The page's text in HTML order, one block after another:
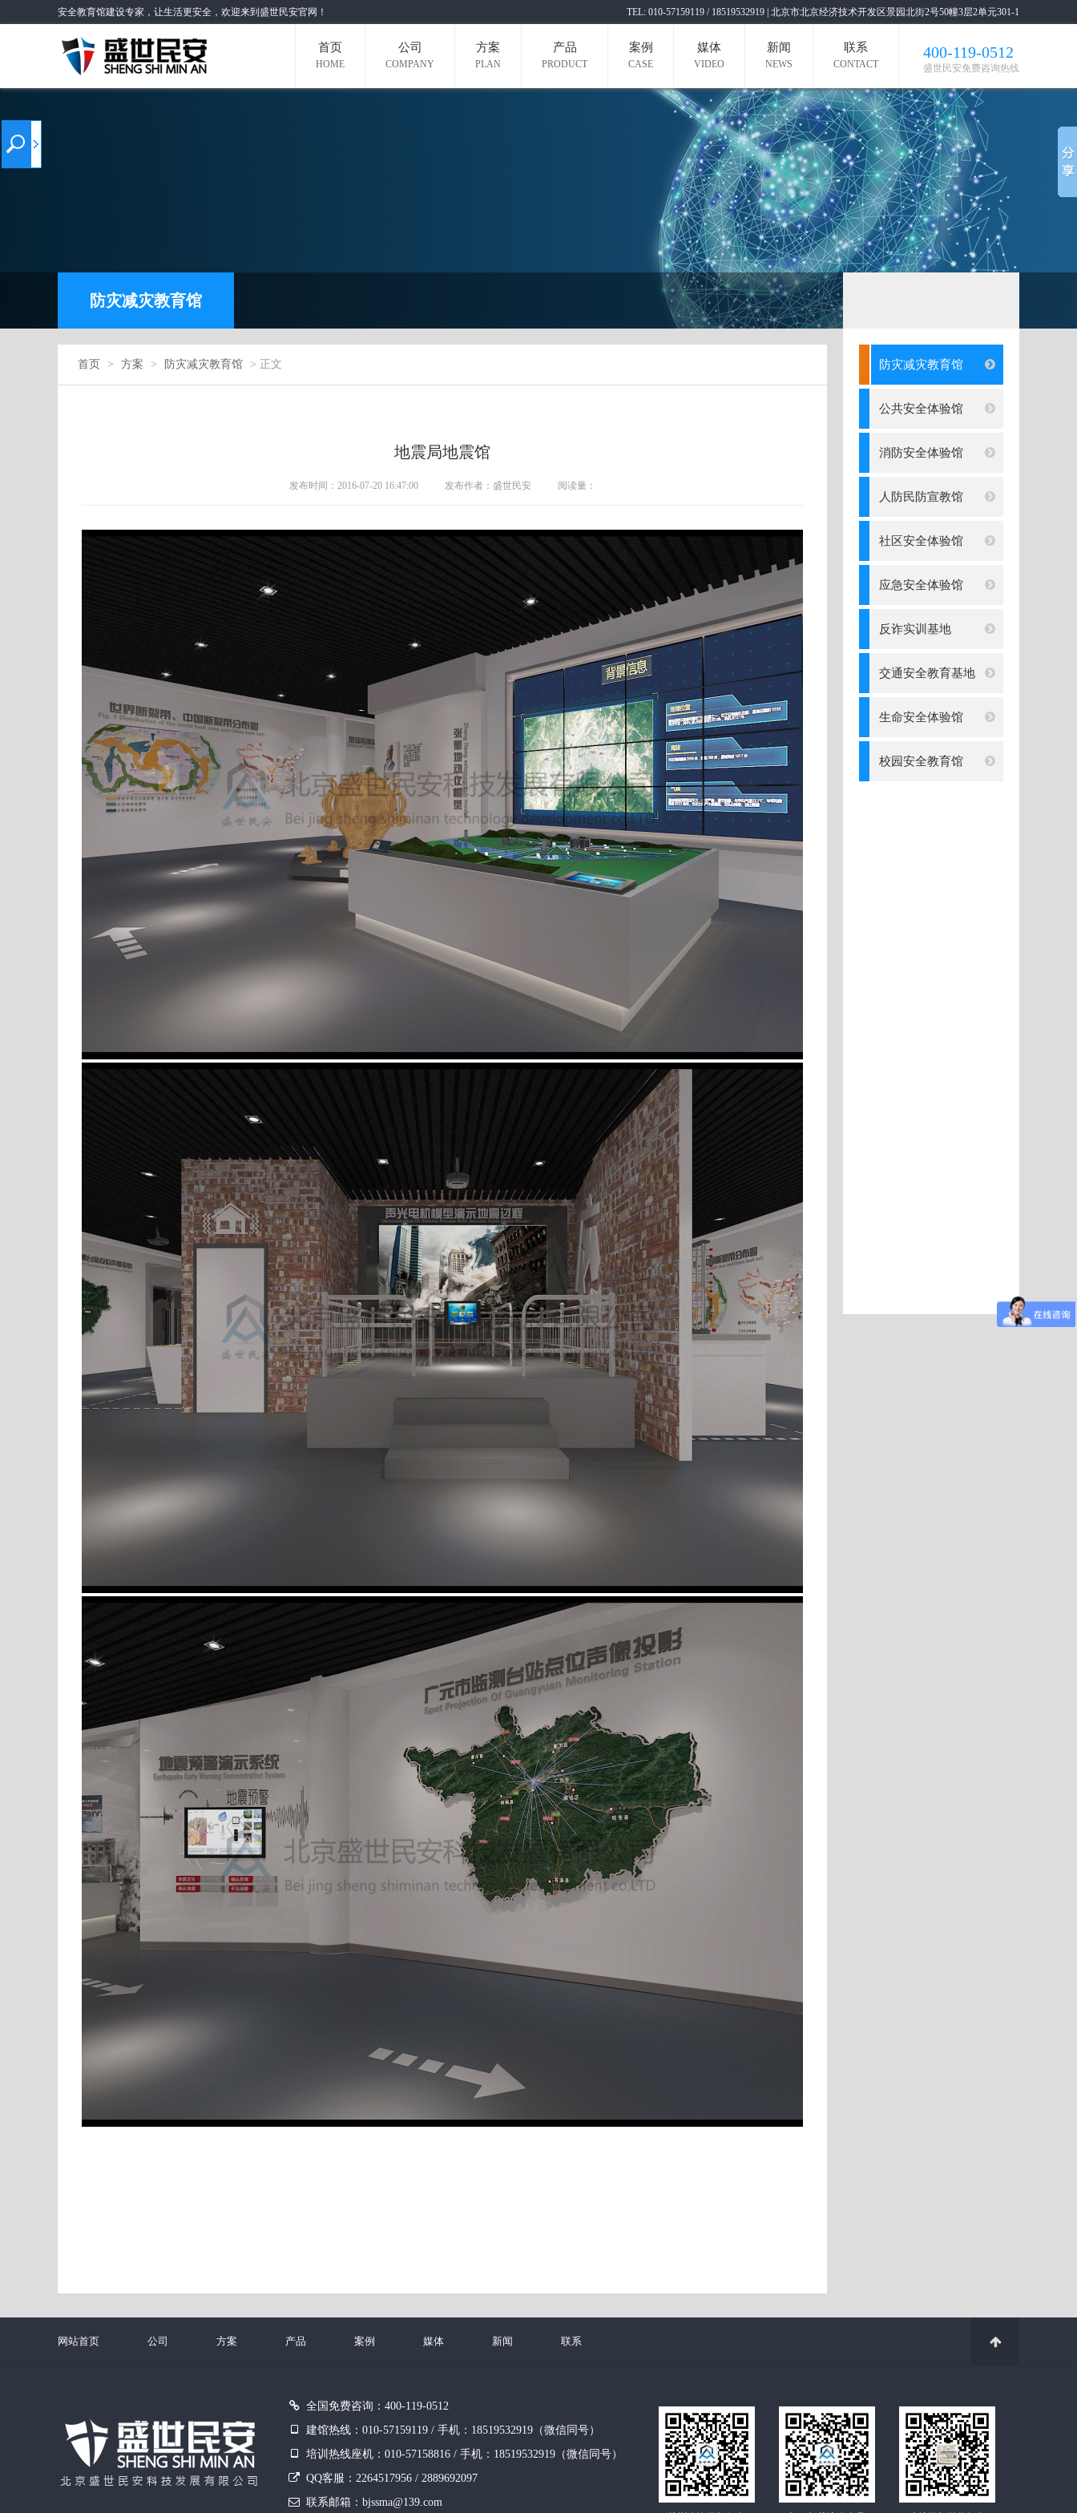
安全教育馆建设专家，让生活更安全，欢迎来到盛世民安官网！ TEL: 010-57159119 / 18519532919 | 北京市北京经济技术开发区景园北街2号50幢3层2单元301-1
400-119-0512
盛世民安免费咨询热线
首页
HOME
公司
COMPANY
方案
PLAN
产品
PRODUCT
案例
CASE
媒体
VIDEO
新闻
NEWS
联系
CONTACT
防灾减灾教育馆
防灾减灾教育馆
公共安全体验馆
消防安全体验馆
人防民防宣教馆
社区安全体验馆
应急安全体验馆
反诈实训基地
交通安全教育基地
生命安全体验馆
校园安全教育馆
首页 > 方案 > 防灾减灾教育馆 > 正文
地震局地震馆
发布时间：2016-07-20 16:47:00 发布作者：盛世民安 阅读量：
网站首页 公司 方案 产品 案例 媒体 新闻 联系
全国免费咨询：400-119-0512
建馆热线：010-57159119 / 手机：18519532919（微信同号）
培训热线座机：010-57158816 / 手机：18519532919（微信同号）
QQ客服：2264517956 / 2889692097
联系邮箱：bjssma@139.com